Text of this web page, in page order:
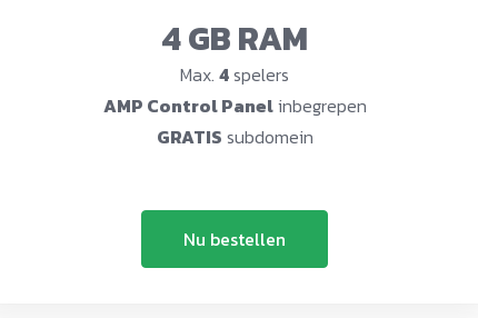
4 GB RAM
Max. 4spelers
AMP Control Panelinbegrepen
GRATIS subdomein
Nu bestellen